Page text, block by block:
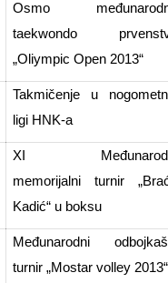
Osmo
taekwondo
„Oliympic Open 2013“
Takmičenje u
ligi HNK-a
XI
memorijalni turnir
Kadić“ u boksu
Međunarodni
turnir „Mostar volley 2013“